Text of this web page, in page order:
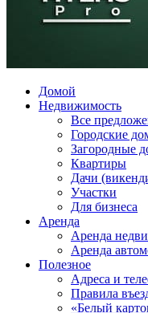
Домой
Недвижимость
Все
Городские
Загородные
Квартиры
Дачи
Участки
Для бизнеса
Аренда
Аренда
Аренда
Полезное
Адреса и
Правила
«Белый